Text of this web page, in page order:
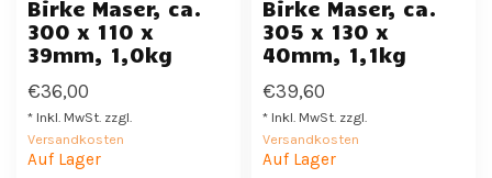
Birke Maser, ca.
300 x 110 x
39mm, 1,0kg
€36,00
* Inkl. MwSt. zzgl.
Versandkosten
Auf Lager
Birke Maser, ca.
305 x 130 x
40mm, 1,1kg
€39,60
* Inkl. MwSt. zzgl.
Versandkosten
Auf Lager